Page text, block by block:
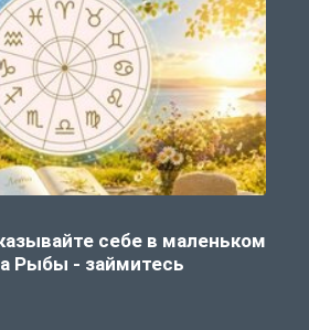
себе в маленьком
Рыбы - займитесь